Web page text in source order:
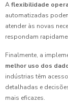
Aflexibilidade
automatizadas
atender às novas
respondam
Finalmente, a
melhor uso dos
indústrias têm
detalhadas e
mais eficazes.